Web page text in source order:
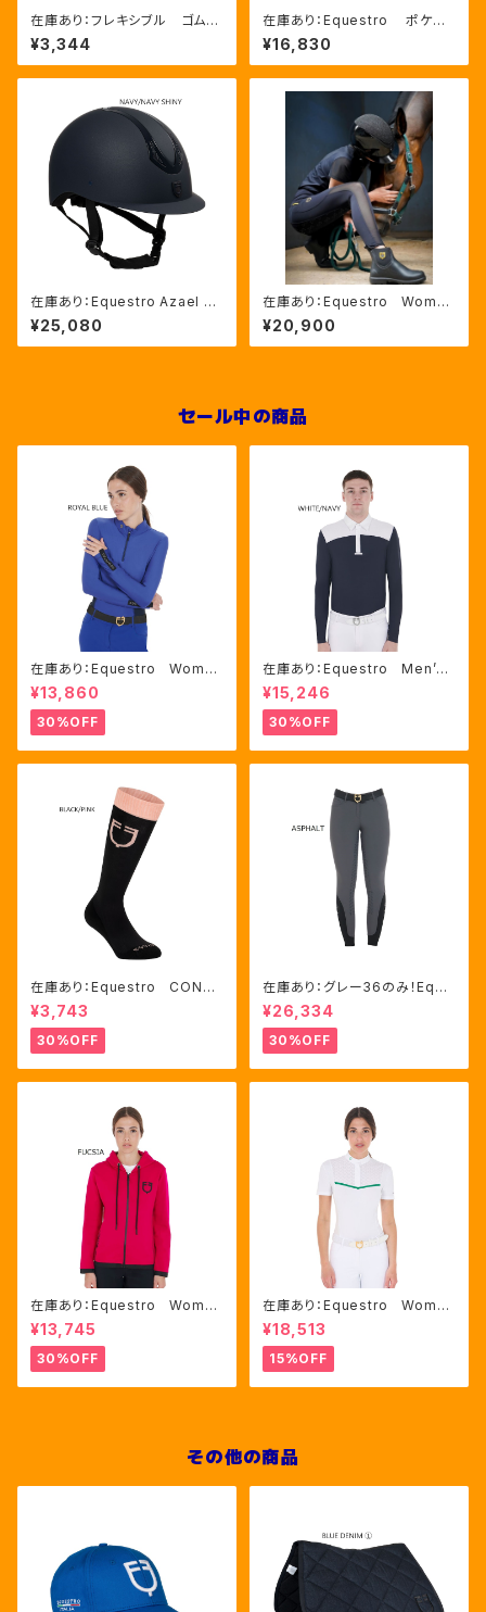
在庫あり：フレキシブル ゴムブ
ラシ（ETS00006）
¥3,344
在庫あり：Equestro ポケット
いっぱいグルーミングバッグ（ET
S02013）
¥16,830
在庫あり：Equestro Azael ユ
ニセックスヘルメットNAVY/NA
VYSHINY XLサイズ（ETU02
011）
¥25,080
在庫あり：Equestro Wome
n’ｓ メッシュインサート フル
グリップレギンス（ETW00170）
¥20,900
セール中の商品
在庫あり：Equestro Wome
n's テクニカル トレーニング
ポロシャツ Royal Blue、M
サイズ（ETW00064）
¥13,860
30%OFF
在庫あり：Equestro Men’ｓ
メッシュコンビ 長袖 競技用
シャツ 2色Mサイズ（ETM000
60）
¥15,246
30%OFF
在庫あり：Equestro CONTR
ASTING LOGO ソックス 2
色（ETU00019）
¥3,743
30%OFF
在庫あり：グレー36のみ！Eque
stro Women's Aria キュロ
ット FULLグリップ（ET0675
0）
¥26,334
30%OFF
在庫あり：Equestro Wome
n's インターロックフロントジ
ップ フーディ ピンク・ブルー
2色（ETW00046）
¥13,745
30%OFF
在庫あり：Equestro Wome
n's レース風競技用シャツ
Mサイズのみ（ETW00221）
¥18,513
15%OFF
その他の商品